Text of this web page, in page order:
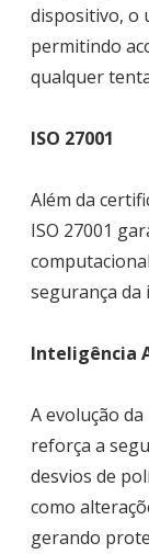
dispositivo, o
permitindo
qualquer
ISO 27001
Além da
ISO 27001
segurança da
Inteligência
A evolução
reforça a
desvios de
como
gerando